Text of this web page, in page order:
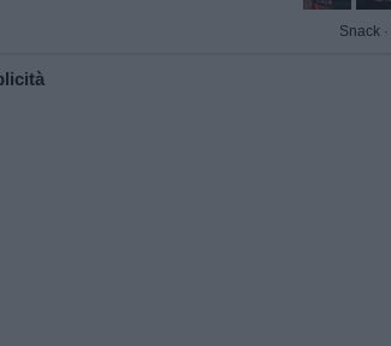
Snack ·